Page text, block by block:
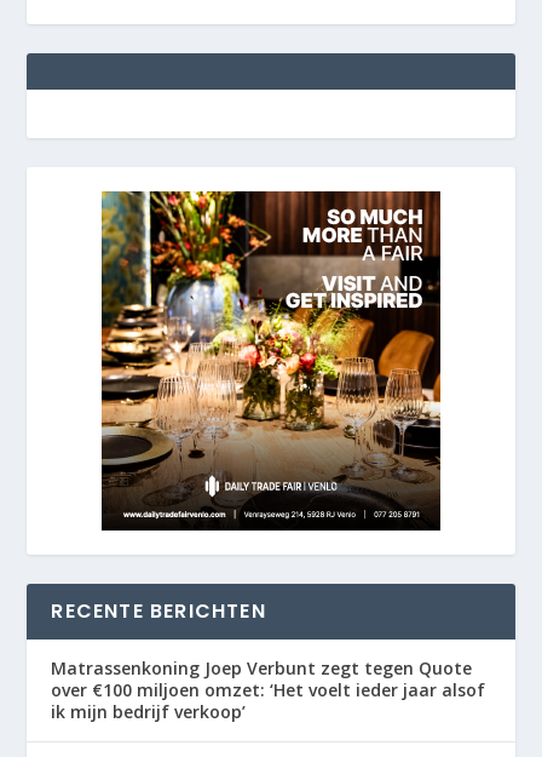
RECENTE BERICHTEN
Matrassenkoning Joep Verbunt zegt tegen Quote
over €100 miljoen omzet: ‘Het voelt ieder jaar alsof
ik mijn bedrijf verkoop’